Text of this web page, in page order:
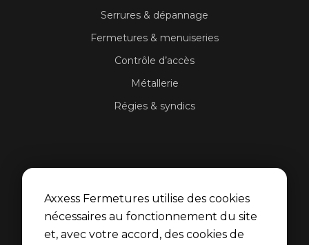
Serrures & dépannage
Fermetures & menuiseries
Contrôle d’accès
Métallerie
Régies & syndics
51 rue de la Thibaudière
69007 Lyon
Axxess Fermetures utilise des cookies
nécessaires au fonctionnement du site
et, avec votre accord, des cookies de